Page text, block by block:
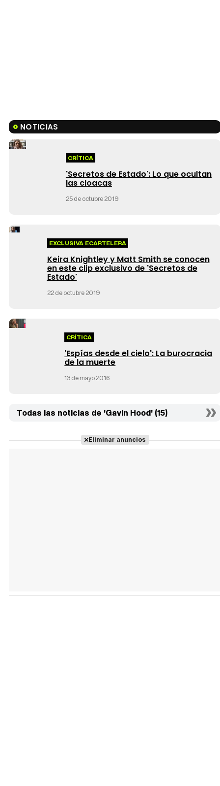
NOTICIAS
CRÍTICA
'Secretos de Estado': Lo que ocultan
las cloacas
25 de octubre 2019
EXCLUSIVA ECARTELERA
Keira Knightley y Matt Smith se conocen
en este clip exclusivo de 'Secretos de
Estado'
22 de octubre 2019
CRÍTICA
'Espías desde el cielo': La burocracia
de la muerte
13 de mayo 2016
Todas las noticias de 'Gavin Hood' (15)
Eliminar anuncios